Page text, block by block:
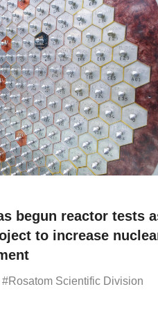
begun reactor tests
to increase
#Rosatom Scientific Division